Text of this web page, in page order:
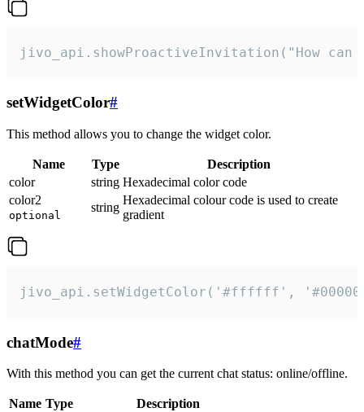
jivo_api.showProactiveInvitation("How
setWidgetColor#
This method allows you to change the widget color.
Name Type
Description
color
string Hexadecimal color code
color2
optional
string
Hexadecimal colour code is used to create
gradient
jivo_api.setWidgetColor('#ffffff',
chatMode#
With this method you can get the current chat status: online/offline.
Name Type
Description